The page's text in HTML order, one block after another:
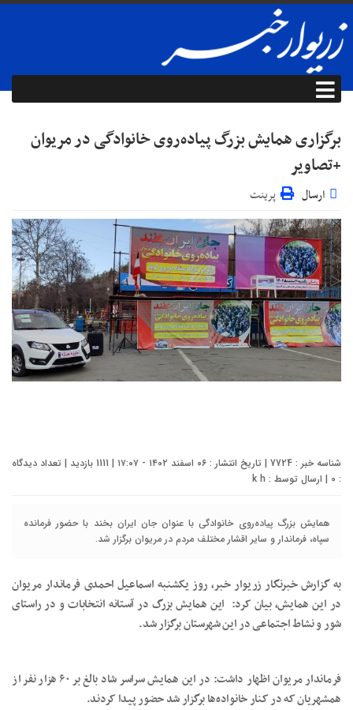
برگزاری همایش بزرگ پیاده‌روی خانوادگی در مریوان
+تصاویر
ارسال پرینت
شناسه خبر : 7724 | تاریخ انتشار : ۰۶ اسفند ۱۴۰۲ - ۱۷:۰۷ | 1111 بازدید | تعداد دیدگاه
:
0 | ارسال توسط : k h
همایش بزرگ پیاده‌روی خانوادگی با عنوان جان ایران بخند با حضور فرمانده
سپاه، فرماندار و سایر اقشار مختلف مردم در مریوان برگزار شد.
به گزارش خبرنگار زریوار خبر، روز یکشنبه اسماعیل احمدی فرماندار مریوان
در این همایش، بیان کرد: این همایش بزرگ در آستانه انتخابات و در راستای
شور و نشاط اجتماعی در این شهرستان برگزار شد.
فرماندار مریوان اظهار داشت: در این همایش سراسر شاد بالغ بر ۶۰ هزار نفر از
همشهریان که در کنار خانواده‌ها برگزار شد حضور پیدا کردند.